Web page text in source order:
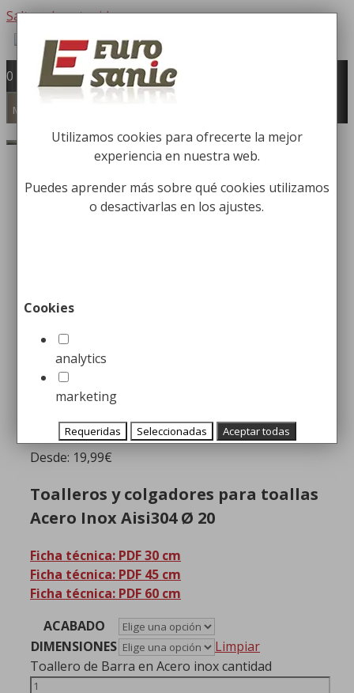
Saltar al contenido
Fabricación y comercialización de
equipamiento para la higiene industrial
Buscar
0
Menú
Accesorios de Baño/Toalleros para
Toallero de Barra en Acero
inox
Desde: 19,99€
Toalleros y colgadores para toallas
Acero Inox Aisi304 Ø 20
Ficha técnica: PDF 30 cm
Ficha técnica: PDF 45 cm
Ficha técnica: PDF 60 cm
ACABADO
DIMENSIONES
Limpiar
Toallero de Barra en Acero inox cantidad
Utilizamos cookies para ofrecerte la mejor
experiencia en nuestra web.
Puedes aprender más sobre qué cookies utilizamos
o desactivarlas en los ajustes.
Cookies
analytics
marketing
Requeridas Seleccionadas Aceptar todas